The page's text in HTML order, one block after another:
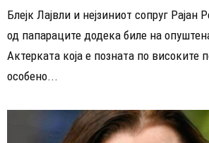
Блејк Лајвли и нејзиниот сопруг Рајан
од папараците додека биле на
Актерката која е позната по високите
особено...